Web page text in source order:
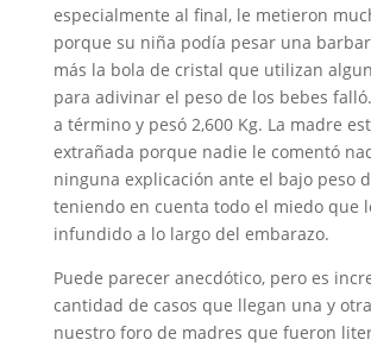
especialmente al final, le metieron
porque su niña podía pesar una
más la bola de cristal que utilizan
para adivinar el peso de los bebes
a término y pesó 2,600 Kg. La madre
extrañada porque nadie le comentó
ninguna explicación ante el bajo peso
teniendo en cuenta todo el miedo que
infundido a lo largo del embarazo.
Puede parecer anecdótico, pero es
cantidad de casos que llegan una y
nuestro foro de madres que fueron